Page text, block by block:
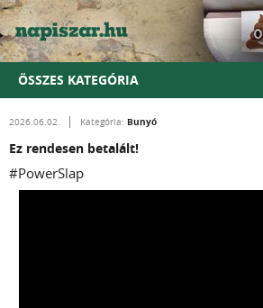
ÖSSZES KATEGÓRIA
2026.06.02. Kategória: Bunyó
Ez rendesen betalált!
#PowerSlap